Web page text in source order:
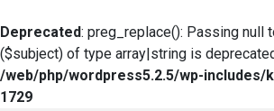
Deprecated: preg_replace(): Passing null
($subject) of type array|string is
/web/php/wordpress5.2.5/wp-includes/
1729